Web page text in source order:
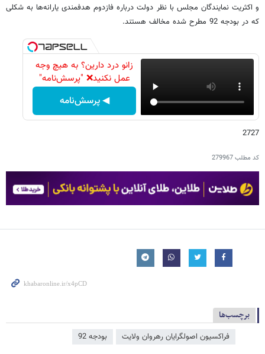
و اکثریت نمایندگان مجلس با نظر دولت درباره فازدوم هدفمندی یارانه‌ها به شکلی
که در بودجه 92 مطرح شده مخالف هستند.
زانو درد دارین؟ به هیچ وجه
عمل نکنید❌ "پرسش‌نامه"
◀ پرسش‌نامه
2727
کد مطلب279967
برچسب‌ها
فراکسیون اصولگرایان رهروان ولایت بودجه 92